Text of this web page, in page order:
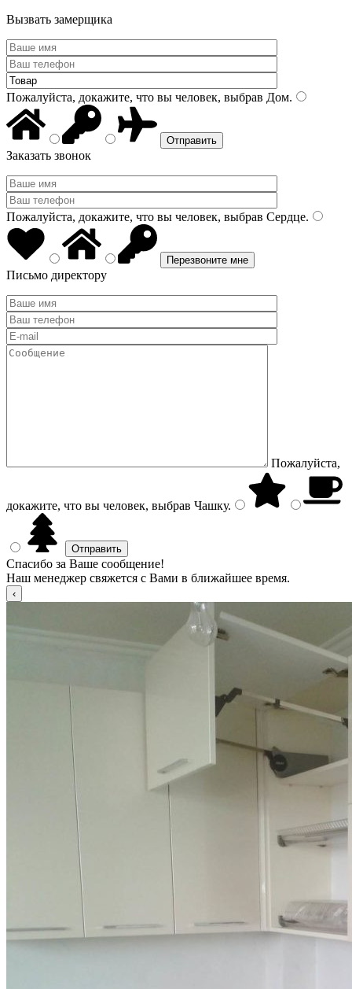
Вызвать замерщика
Пожалуйста, докажите, что вы человек, выбрав Дом.
Заказать звонок
Пожалуйста, докажите, что вы человек, выбрав Сердце.
Письмо директору
Пожалуйста,
докажите, что вы человек, выбрав Чашку.
Спасибо за Ваше сообщение!
Наш менеджер свяжется с Вами в ближайшее время.